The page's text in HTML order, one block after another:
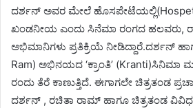
ದರ್ಶನ್ ಅವರ ಮೇಲೆ
ಖಂಡನೀಯ ಎಂದು ಸಿನೆಮಾ ರಂಗದ ಹಲವರು,
ಅಭಿಮಾನಿಗಳು ಪ್ರತಿಕ್ರಿಯೆ ನೀಡಿದ್ದಾರೆ.ದರ್ಶನ್‌
Ram) ಅಭಿನಯದ ‘ಕ್ರಾಂತಿ’ (Kranti)ಸಿನಿಮಾ
ರಂದು ತೆರೆ ಕಾಣುತ್ತಿದೆ. ಈಗಾಗಲೇ ಚಿತ್ರತಂಡ
ದರ್ಶನ್‌ , ರಚಿತಾ ರಾಮ್‌ ಹಾಗೂ ಚಿತ್ರತಂಡ